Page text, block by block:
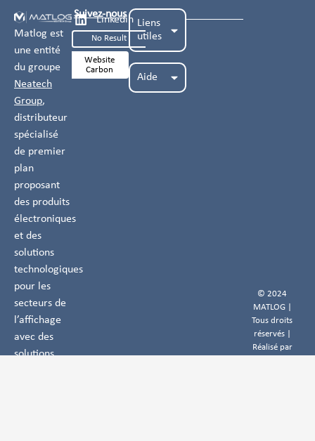
Matlog est
une entité
du groupe
Neatech
Group,
distributeur
spécialisé
de premier
plan
proposant
des produits
électroniques
et des
solutions
technologiques
pour les
secteurs de
l’affichage
avec des
solutions
Suivez-nous
Linkedin
No Result
Website
Carbon
Liens
utiles
Aide
© 2024
MATLOG |
Tous droits
réservés |
Réalisé par